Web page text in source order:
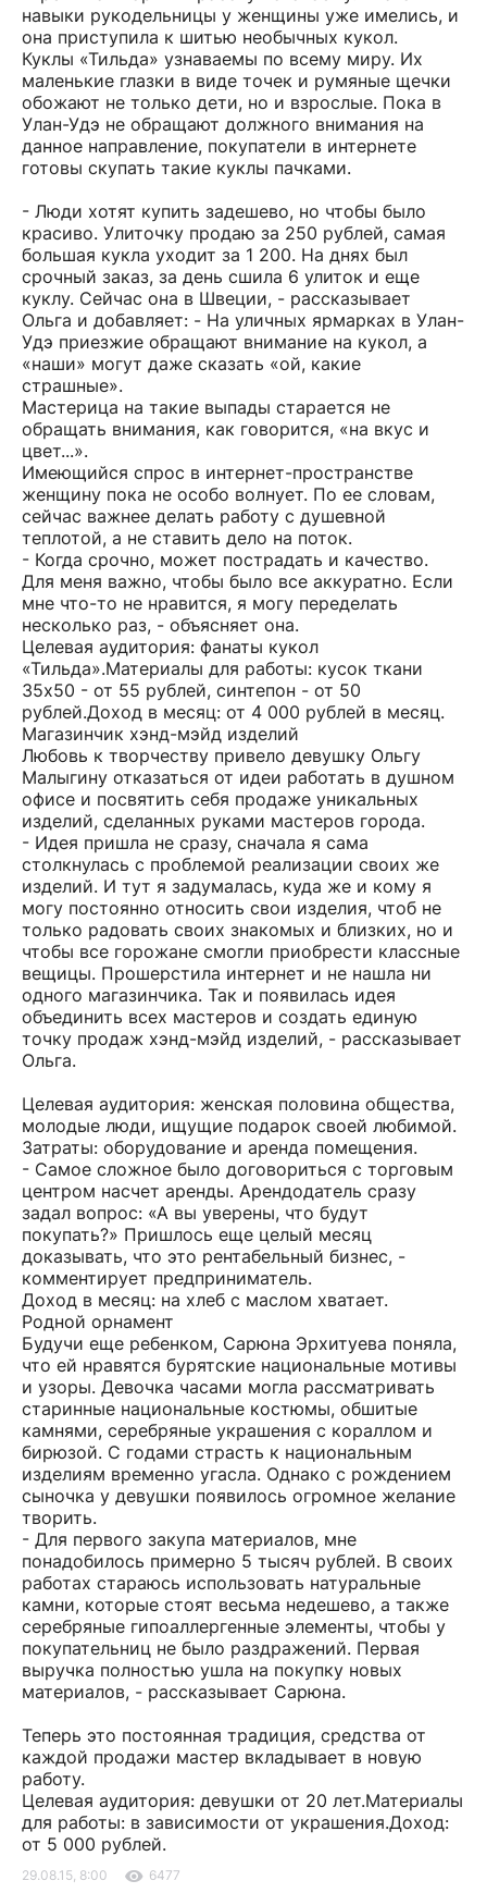
навыки рукодельницы у женщины уже имелись, и
она приступила к шитью необычных кукол.
Куклы «Тильда» узнаваемы по всему миру. Их
маленькие глазки в виде точек и румяные щечки
обожают не только дети, но и взрослые. Пока в
Улан-Удэ не обращают должного внимания на
данное направление, покупатели в интернете
готовы скупать такие куклы пачками.
- Люди хотят купить задешево, но чтобы было
красиво. Улиточку продаю за 250 рублей, самая
большая кукла уходит за 1 200. На днях был
срочный заказ, за день сшила 6 улиток и еще
куклу. Сейчас она в Швеции, - рассказывает
Ольга и добавляет: - На уличных ярмарках в Улан-
Удэ приезжие обращают внимание на кукол, а
«наши» могут даже сказать «ой, какие
страшные».
Мастерица на такие выпады старается не
обращать внимания, как говорится, «на вкус и
цвет...».
Имеющийся спрос в интернет-пространстве
женщину пока не особо волнует. По ее словам,
сейчас важнее делать работу с душевной
теплотой, а не ставить дело на поток.
- Когда срочно, может пострадать и качество.
Для меня важно, чтобы было все аккуратно. Если
мне что-то не нравится, я могу переделать
несколько раз, - объясняет она.
Целевая аудитория: фанаты кукол
«Тильда».Материалы для работы: кусок ткани
35х50 - от 55 рублей, синтепон - от 50
рублей.Доход в месяц: от 4 000 рублей в месяц.
Магазинчик хэнд-мэйд изделий
Любовь к творчеству привело девушку Ольгу
Малыгину отказаться от идеи работать в душном
офисе и посвятить себя продаже уникальных
изделий, сделанных руками мастеров города.
- Идея пришла не сразу, сначала я сама
столкнулась с проблемой реализации своих же
изделий. И тут я задумалась, куда же и кому я
могу постоянно относить свои изделия, чтоб не
только радовать своих знакомых и близких, но и
чтобы все горожане смогли приобрести классные
вещицы. Прошерстила интернет и не нашла ни
одного магазинчика. Так и появилась идея
объединить всех мастеров и создать единую
точку продаж хэнд-мэйд изделий, - рассказывает
Ольга.
Целевая аудитория: женская половина общества,
молодые люди, ищущие подарок своей любимой.
Затраты: оборудование и аренда помещения.
- Самое сложное было договориться с торговым
центром насчет аренды. Арендодатель сразу
задал вопрос: «А вы уверены, что будут
покупать?» Пришлось еще целый месяц
доказывать, что это рентабельный бизнес, -
комментирует предприниматель.
Доход в месяц: на хлеб с маслом хватает.
Родной орнамент
Будучи еще ребенком, Сарюна Эрхитуева поняла,
что ей нравятся бурятские национальные мотивы
и узоры. Девочка часами могла рассматривать
старинные национальные костюмы, обшитые
камнями, серебряные украшения с кораллом и
бирюзой. С годами страсть к национальным
изделиям временно угасла. Однако с рождением
сыночка у девушки появилось огромное желание
творить.
- Для первого закупа материалов, мне
понадобилось примерно 5 тысяч рублей. В своих
работах стараюсь использовать натуральные
камни, которые стоят весьма недешево, а также
серебряные гипоаллергенные элементы, чтобы у
покупательниц не было раздражений. Первая
выручка полностью ушла на покупку новых
материалов, - рассказывает Сарюна.
Теперь это постоянная традиция, средства от
каждой продажи мастер вкладывает в новую
работу.
Целевая аудитория: девушки от 20 лет.Материалы
для работы: в зависимости от украшения.Доход:
от 5 000 рублей.
29.08.15, 8:00 6477